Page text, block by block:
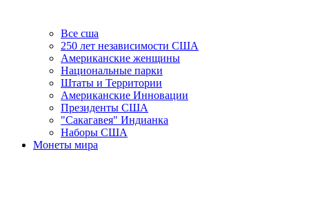
Все сша
250 лет независимости США
Американские женщины
Национальные парки
Штаты и Территории
Американские Инновации
Президенты США
"Сакагавея" Индианка
Наборы США
Монеты мира